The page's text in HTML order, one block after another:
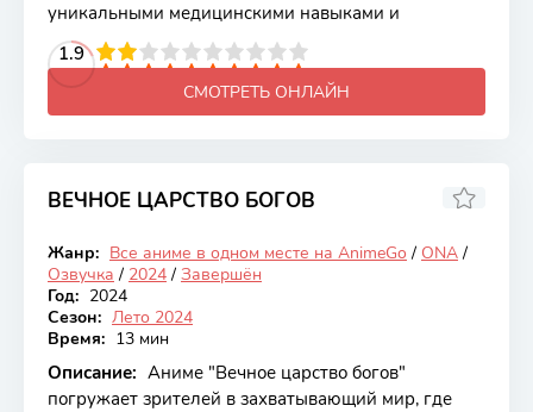
уникальными медицинскими навыками и
1.9
4 5 6 7 8 9 10
СМОТРЕТЬ ОНЛАЙН
ВЕЧНОЕ ЦАРСТВО БОГОВ
Закончен
6.75
Жанр: Все аниме в одном месте на AnimeGo / ONA /
Озвучка / 2024 / Завершён
Год: 2024
Сезон: Лето 2024
Время: 13 мин
Описание: Аниме "Вечное царство богов"
погружает зрителей в захватывающий мир, где